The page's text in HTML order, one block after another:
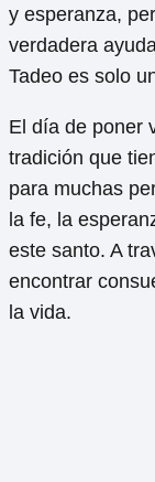
y esperanza,
verdadera
Tadeo es solo
El día de poner
tradición que
para muchas
la fe, la
este santo. A
encontrar
la vida.